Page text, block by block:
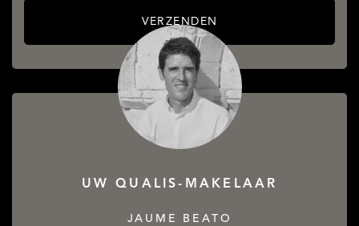
VERZENDEN
UW QUALIS-MAKELAAR
JAUME BEATO